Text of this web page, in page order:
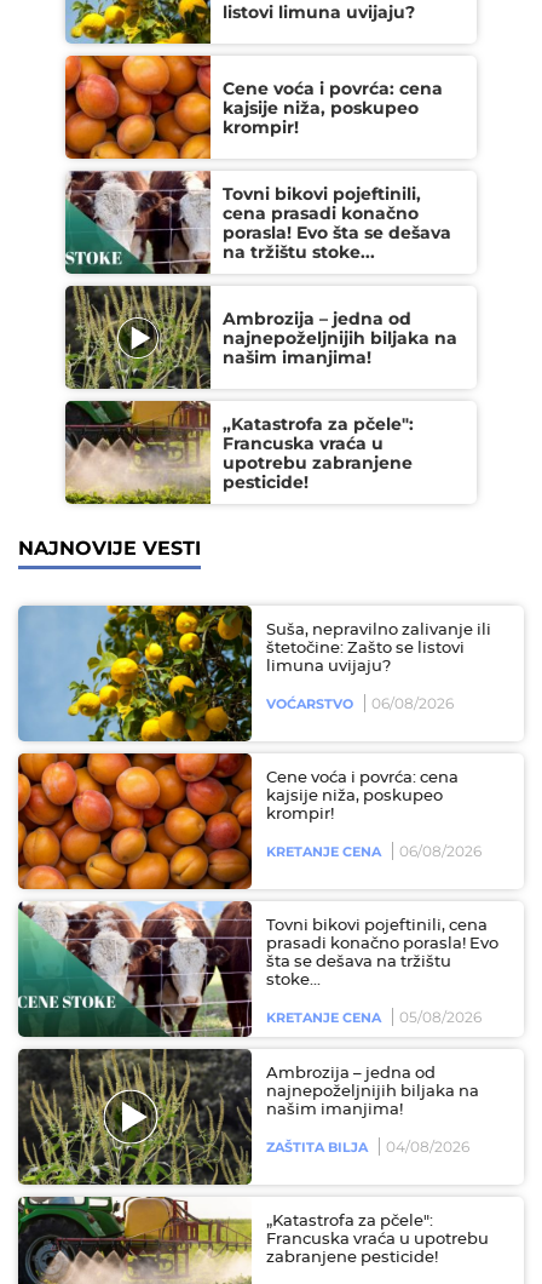
listovi limuna uvijaju?
Cene voća i povrća: cena
kajsije niža, poskupeo
krompir!
Tovni bikovi pojeftinili,
cena prasadi konačno
porasla! Evo šta se dešava
na tržištu stoke...
Ambrozija – jedna od
najnepoželjnijih biljaka na
našim imanjima!
„Katastrofa za pčele":
Francuska vraća u
upotrebu zabranjene
pesticide!
NAJNOVIJE VESTI
Suša, nepravilno zalivanje ili
štetočine: Zašto se listovi
limuna uvijaju?
VOĆARSTVO 06/08/2026
Cene voća i povrća: cena
kajsije niža, poskupeo
krompir!
KRETANJE CENA 06/08/2026
Tovni bikovi pojeftinili, cena
prasadi konačno porasla! Evo
šta se dešava na tržištu
stoke...
KRETANJE CENA 05/08/2026
Ambrozija – jedna od
najnepoželjnijih biljaka na
našim imanjima!
ZAŠTITA BILJA 04/08/2026
„Katastrofa za pčele":
Francuska vraća u upotrebu
zabranjene pesticide!